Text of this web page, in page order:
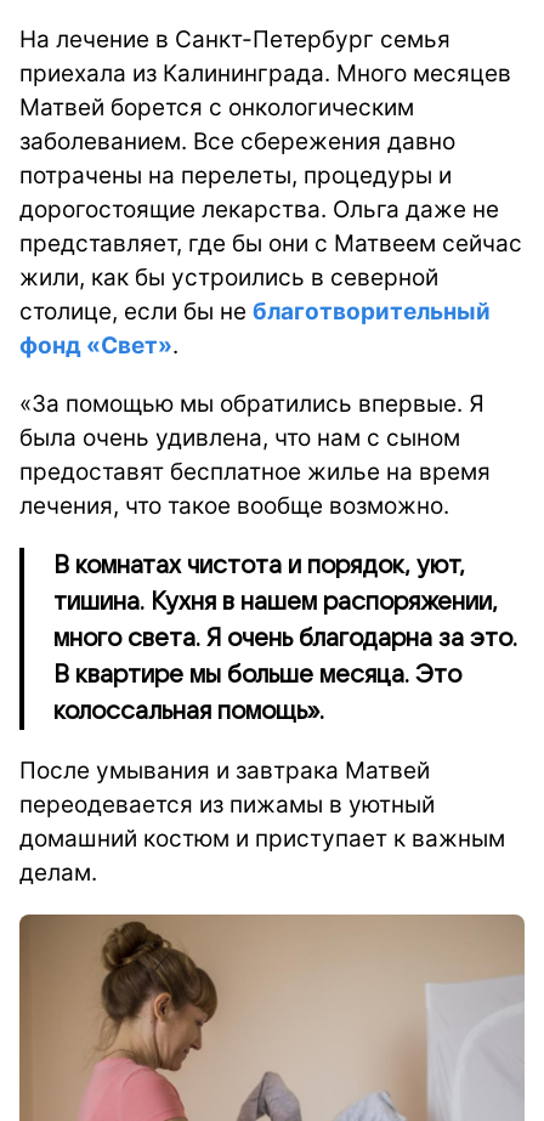
На лечение в Санкт-Петербург семья
приехала из Калининграда. Много месяцев
Матвей борется с онкологическим
заболеванием. Все сбережения давно
потрачены на перелеты, процедуры и
дорогостоящие лекарства. Ольга даже не
представляет, где бы они с Матвеем сейчас
жили, как бы устроились в северной
столице, если бы не благотворительный
фонд «Свет».
«За помощью мы обратились впервые. Я
была очень удивлена, что нам с сыном
предоставят бесплатное жилье на время
лечения, что такое вообще возможно.
В комнатах чистота и порядок, уют,
тишина. Кухня в нашем распоряжении,
много света. Я очень благодарна за это.
В квартире мы больше месяца. Это
колоссальная помощь».
После умывания и завтрака Матвей
переодевается из пижамы в уютный
домашний костюм и приступает к важным
делам.